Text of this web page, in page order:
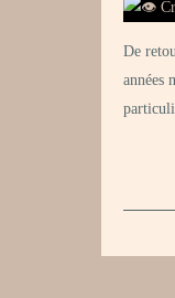
De
années